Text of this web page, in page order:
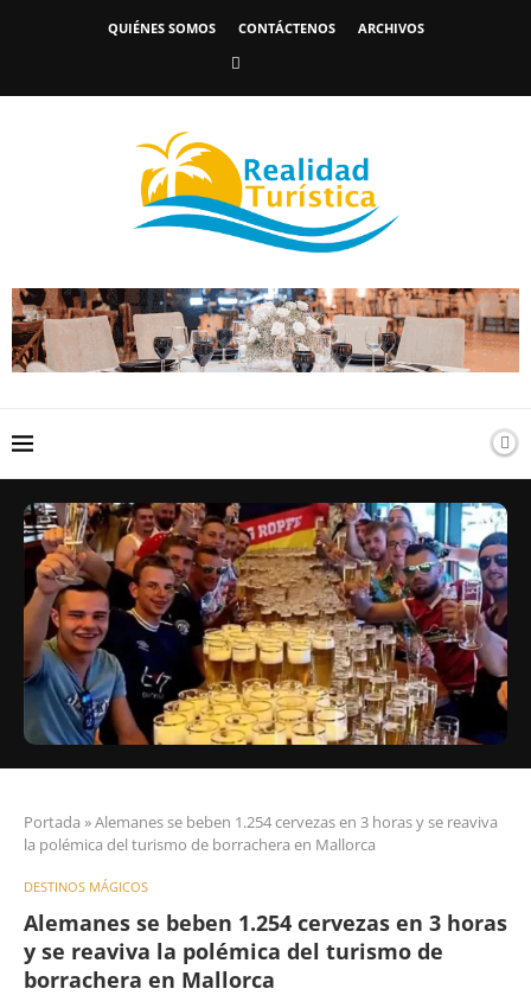
QUIÉNES SOMOS CONTÁCTENOS ARCHIVOS
Portada »Alemanes se beben 1.254 cervezas en 3 horas y se reaviva
la polémica del turismo de borrachera en Mallorca
DESTINOS MÁGICOS
Alemanes se beben 1.254 cervezas en 3 horas
y se reaviva la polémica del turismo de
borrachera en Mallorca